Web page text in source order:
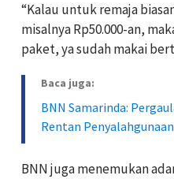
“Kalau untuk remaja
misalnya Rp50.000-an,
paket, ya sudah makai
Baca juga:
BNN Samarinda:
Rentan
BNN juga menemukan